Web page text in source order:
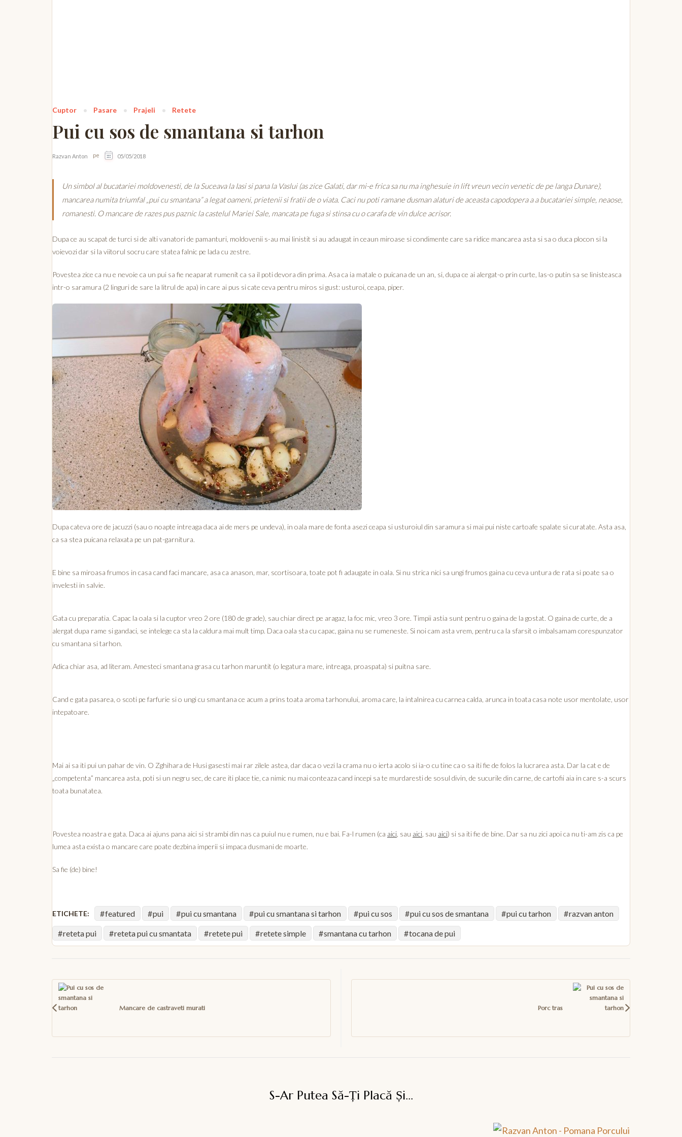
Cuptor Pasare Prajeli Retete
Pui cu sos de smantana si tarhon
Razvan Anton pe 05/05/2018
Un simbol al bucatariei moldovenesti, de la Suceava la Iasi si pana la Vaslui (as zice Galati, dar mi-e frica sa nu ma inghesuie in lift vreun vecin venetic de pe langa Dunare),
mancarea numita triumfal „pui cu smantana” a legat oameni, prietenii si fratii de o viata. Caci nu poti ramane dusman alaturi de aceasta capodopera a a bucatariei simple, neaose,
romanesti. O mancare de razes pus paznic la castelul Mariei Sale, mancata pe fuga si stinsa cu o carafa de vin dulce acrisor.
Dupa ce au scapat de turci si de alti vanatori de pamanturi, moldovenii s-au mai linistit si au adaugat in ceaun miroase si condimente care sa ridice mancarea asta si sa o duca plocon si la
voievozi dar si la viitorul socru care statea falnic pe lada cu zestre.
Povestea zice ca nu e nevoie ca un pui sa fie neaparat rumenit ca sa il poti devora din prima. Asa ca ia matale o puicana de un an, si, dupa ce ai alergat-o prin curte, las-o putin sa se linisteasca
intr-o saramura (2 linguri de sare la litrul de apa) in care ai pus si cate ceva pentru miros si gust: usturoi, ceapa, piper.
Dupa cateva ore de jacuzzi (sau o noapte intreaga daca ai de mers pe undeva), in oala mare de fonta asezi ceapa si usturoiul din saramura si mai pui niste cartoafe spalate si curatate. Asta asa,
ca sa stea puicana relaxata pe un pat-garnitura.
E bine sa miroasa frumos in casa cand faci mancare, asa ca anason, mar, scortisoara, toate pot fi adaugate in oala. Si nu strica nici sa ungi frumos gaina cu ceva untura de rata si poate sa o
invelesti in salvie.
Gata cu preparatia. Capac la oala si la cuptor vreo 2 ore (180 de grade), sau chiar direct pe aragaz, la foc mic, vreo 3 ore. Timpii astia sunt pentru o gaina de la gostat. O gaina de curte, de a
alergat dupa rame si gandaci, se intelege ca sta la caldura mai mult timp. Daca oala sta cu capac, gaina nu se rumeneste. Si noi cam asta vrem, pentru ca la sfarsit o imbalsamam corespunzator
cu smantana si tarhon.
Adica chiar asa, ad literam. Amesteci smantana grasa cu tarhon maruntit (o legatura mare, intreaga, proaspata) si puitna sare.
Cand e gata pasarea, o scoti pe farfurie si o ungi cu smantana ce acum a prins toata aroma tarhonului, aroma care, la intalnirea cu carnea calda, arunca in toata casa note usor mentolate, usor
intepatoare.
Mai ai sa iti pui un pahar de vin. O Zghihara de Husi gasesti mai rar zilele astea, dar daca o vezi la crama nu o ierta acolo si ia-o cu tine ca o sa iti fie de folos la lucrarea asta. Dar la cat e de
„competenta” mancarea asta, poti si un negru sec, de care iti place tie, ca nimic nu mai conteaza cand incepi sa te murdaresti de sosul divin, de sucurile din carne, de cartofii aia in care s-a scurs
toata bunatatea.
Povestea noastra e gata. Daca ai ajuns pana aici si strambi din nas ca puiul nu e rumen, nu e bai. Fa-l rumen (ca aici , sau aici , sau aici) si sa iti fie de bine. Dar sa nu zici apoi ca nu ti-am zis ca pe
lumea asta exista o mancare care poate dezbina imperii si impaca dusmani de moarte.
Sa fie (de) bine!
ETICHETE: featured pui pui cu smantana pui cu smantana si tarhon pui cu sos pui cu sos de smantana pui cu tarhon razvan anton
reteta pui reteta pui cu smantata retete pui retete simple smantana cu tarhon tocana de pui
în
articole
Mancare de castraveti murati Porc tras
S-Ar Putea Să-Ți Placă Și...